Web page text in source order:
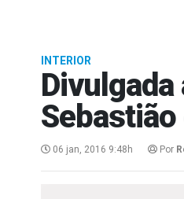
INTERIOR
Divulgada
06 jan, 2016 9:48h Por